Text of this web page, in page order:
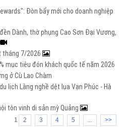
Đòn bẩy mới cho doanh nghiệp
Dành, thờ phụng Cao Sơn Đại Vương,
tháng 7/2026
mục tiêu đón khách quốc tế năm 2026
ở Cù Lao Chàm
lịch Làng nghề dệt lụa Vạn Phúc - Hà
tôn vinh di sản mỳ Quảng
1 2 3 4 5 ... >>